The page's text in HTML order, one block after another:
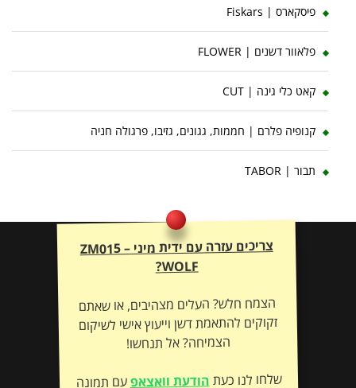
פיסקארס | Fiskars
פלאוור דשנים | FLOWER
קאט כלי גינה | CUT
קנופיה פלרם | חממות, גגונים, גזיבו, פרגולה חניה
תבור | TABOR
צריכים עזרה עם ידית מיני ZM015 –
WOLF?
הצמח חלש? העלים מצהיבים, או שאתם
זקוקים להתאמת דשן וייעוץ אישי לשיקום
הצמיחה? אל תנחשו!
שלחו לנו כעתהודעת וואצאפעם תמונה
– ונתאים לכם את הטיפול המדויק לשיקום